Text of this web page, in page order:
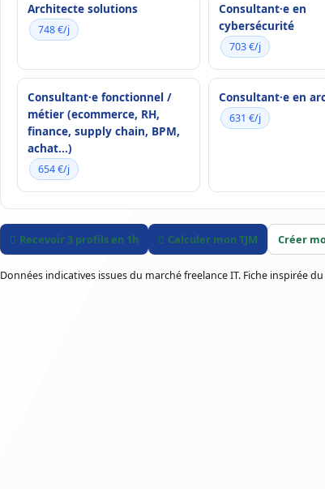
Architecte solutions
748 €/j
Consultant·e en
cybersécurité
703 €/j
Consultant·e fonctionnel /
métier (ecommerce, RH,
finance, supply chain, BPM,
achat...)
654 €/j
Consultant·e en
631 €/j
Recevoir 3 profils en 1h Calculer mon TJM Créer
Données indicatives issues du marché freelance IT. Fiche inspirée